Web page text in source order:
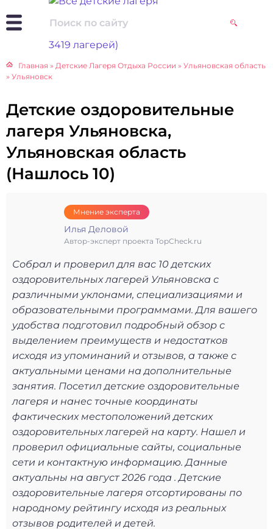
Главная » Детские Лагеря Отдыха России » Ульяновская область
» Ульяновск
Детские оздоровительные
лагеря Ульяновска,
Ульяновская область
(Нашлось 10)
Мнение эксперта
Илья Деловой
Автор-эксперт проекта TopCheck.ru
Собрал и проверил для вас 10 детских
оздоровительных лагерей Ульяновска с
различными уклонами, специализациями и
образовательными программами. Для вашего
удобства подготовил подробный обзор с
выделением преимуществ и недостатков
исходя из упоминаний и отзывов, а также с
актуальными ценами на дополнительные
занятия. Посетил детские оздоровительные
лагеря и нанес точные координаты
фактических местоположений детских
оздоровительных лагерей на карту. Нашел и
проверил официальные сайты, социальные
сети и контактную информацию. Данные
актуальны на август 2026 года . Детские
оздоровительные лагеря отсортированы по
народному рейтингу исходя из реальных
отзывов родителей и детей.